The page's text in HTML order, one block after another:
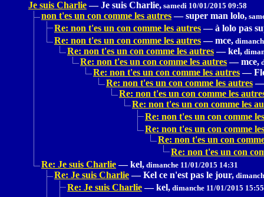
Je suis Charlie — Je suis Charlie, samedi 10/01/2015 09:58
non t'es un con comme les autres — super man lolo,
Re: non t'es un con comme les autres — à lolo pas
Re: non t'es un con comme les autres — mce,
Re: non t'es un con comme les autres — kel,
Re: non t'es un con comme les autres — mce,
Re: non t'es un con comme les autres —
Re: non t'es un con comme les autres —
Re: non t'es un con comme les
Re: non t'es un con comme les
Re: non t'es un con comme
Re: non t'es un con comme
Re: non t'es un con
Re: non t'es un con
Re: Je suis Charlie — kel, dimanche 11/01/2015 14:31
Re: Je suis Charlie — Kel ce n'est pas le jour,
Re: Je suis Charlie — kel, dimanche 11/01/2015 15:55